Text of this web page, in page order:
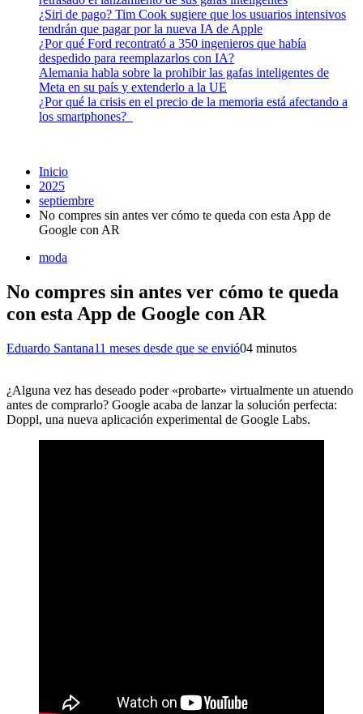
¿Siri de pago? Tim Cook sugiere que los usuarios intensivos
tendrán que pagar por la nueva IA de Apple
¿Por qué Ford recontrató a 350 ingenieros que había
despedido para reemplazarlos con IA?
Alemania habla sobre la prohibir las gafas inteligentes de
Meta en su país y extenderlo a la UE
¿Por qué la crisis en el precio de la memoria está afectando a
los smartphones?
Inicio
2025
septiembre
No compres sin antes ver cómo te queda con esta App de
Google con AR
moda
No compres sin antes ver cómo te queda
con esta App de Google con AR
Eduardo Santana11 meses desde que se envió04 minutos
¿Alguna vez has deseado poder «probarte» virtualmente un atuendo
antes de comprarlo? Google acaba de lanzar la solución perfecta:
Doppl, una nueva aplicación experimental de Google Labs.